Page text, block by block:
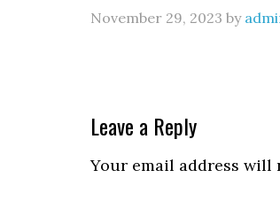
November 29, 2023 by
Leave a Reply
Your email address will